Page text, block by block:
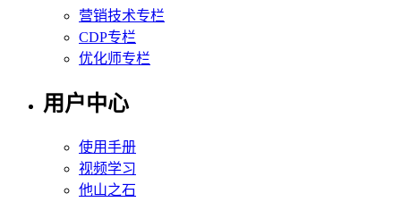
营销技术专栏
CDP专栏
优化师专栏
用户中心
使用手册
视频学习
他山之石